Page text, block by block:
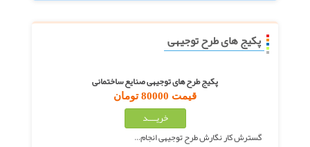
پکیج های طرح توجیهی
پکیج طرح های توجیهی صنایع ساختمانی
قیمت 80000 تومان
گسترش کار نگارش طرح توجیهی انجام…